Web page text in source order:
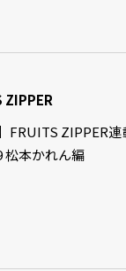
ZIPPER
】FRUITS ZIPPER
松本かれん編